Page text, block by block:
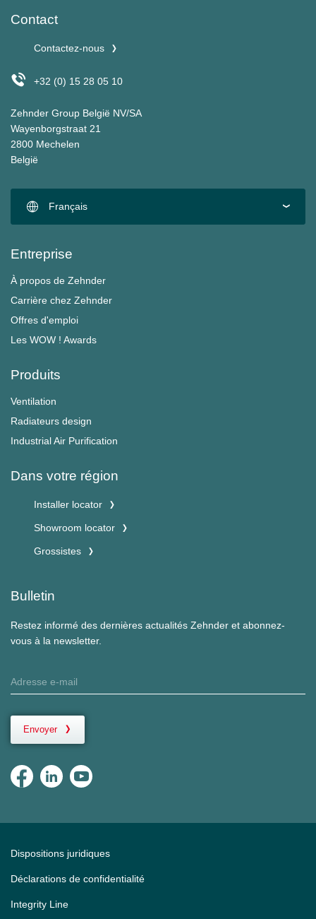
Contact
Contactez-nous
+32 (0) 15 28 05 10
Zehnder Group België NV/SA
Wayenborgstraat 21
2800 Mechelen
België
Français
Entreprise
À propos de Zehnder
Carrière chez Zehnder
Offres d'emploi
Les WOW ! Awards
Produits
Ventilation
Radiateurs design
Industrial Air Purification
Dans votre région
Installer locator
Showroom locator
Grossistes
Bulletin
Restez informé des dernières actualités Zehnder et abonnez-
vous à la newsletter.
Envoyer
Dispositions juridiques
Déclarations de confidentialité
Integrity Line